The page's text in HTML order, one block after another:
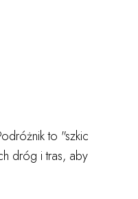
to "szkic
dróg i tras, aby